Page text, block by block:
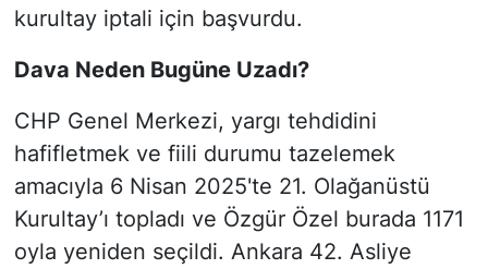
kurultay iptali için başvurdu.
Dava Neden Bugüne Uzadı?
CHP Genel Merkezi, yargı tehdidini
hafifletmek ve fiili durumu tazelemek
amacıyla 6 Nisan 2025'te 21. Olağanüstü
Kurultay’ı topladı ve Özgür Özel burada 1171
oyla yeniden seçildi. Ankara 42. Asliye